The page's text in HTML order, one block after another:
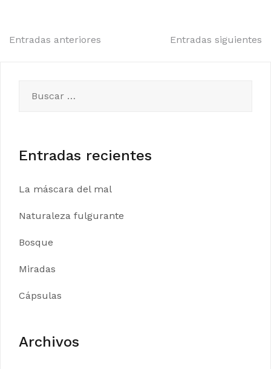
Navegación
entradas
Entradas anteriores Entradas siguientes
Entradas recientes
La máscara del mal
Naturaleza fulgurante
Bosque
Miradas
Cápsulas
Archivos